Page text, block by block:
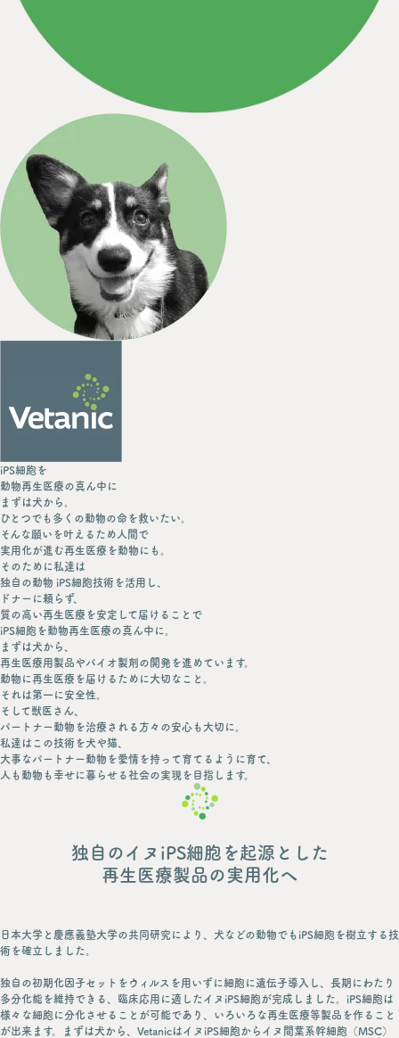
iPS細胞を
動物再生医療の真ん中に
まずは犬から。
ひとつでも多くの動物の命を救いたい。
そんな願いを叶えるため人間で
実用化が進む再生医療を動物にも。
そのために私達は
独自の動物 iPS細胞技術を活用し、
ドナーに頼らず、
質の高い再生医療を安定して届けることで
iPS細胞を動物再生医療の真ん中に。
まずは犬から、
再生医療用製品やバイオ製剤の開発を進めています。
動物に再生医療を届けるために大切なこと。
それは第一に安全性。
そして獣医さん、
パートナー動物を治療される方々の安心も大切に。
私達はこの技術を犬や猫、
大事なパートナー動物を愛情を持って育てるように育て、
人も動物も幸せに暮らせる社会の実現を目指します。
独 自 の イ ヌ iPS細胞 を起源 と し た
再生 医療製品の 実 用 化へ
日本大学と慶應義塾大学の共同研究により、犬などの動物でもiPS細胞を樹立する技
術を確立しました。
独自の初期化因子セットをウィルスを用いずに細胞に遺伝子導入し、長期にわたり
多分化能を維持できる、臨床応用に適したイヌiPS細胞が完成しました。iPS細胞は
様々な細胞に分化させることが可能であり、いろいろな再生医療等製品を作ること
が出来ます。まずは犬から、VetanicはイヌiPS細胞からイヌ間葉系幹細胞（MSC）